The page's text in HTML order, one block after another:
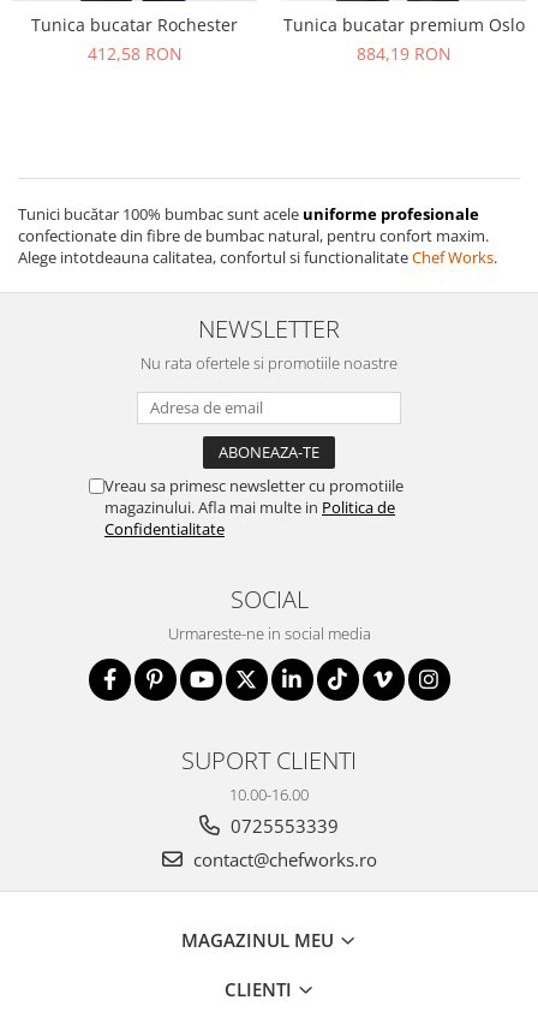
Tunica bucatar Rochester
412,58 RON
Tunica bucatar premium Oslo
884,19 RON
Tunici bucătar 100% bumbac sunt acele uniforme profesionale
confectionate din fibre de bumbac natural, pentru confort maxim.
Alege intotdeauna calitatea, confortul si functionalitateChef Works.
NEWSLETTER
Nu rata ofertele si promotiile noastre
Vreau sa primesc newsletter cu promotiile
magazinului. Afla mai multe in Politica de
Confidentialitate
SOCIAL
Urmareste-ne in social media
SUPORT CLIENTI
10.00-16.00
0725553339
contact@chefworks.ro
MAGAZINUL MEU
CLIENTI